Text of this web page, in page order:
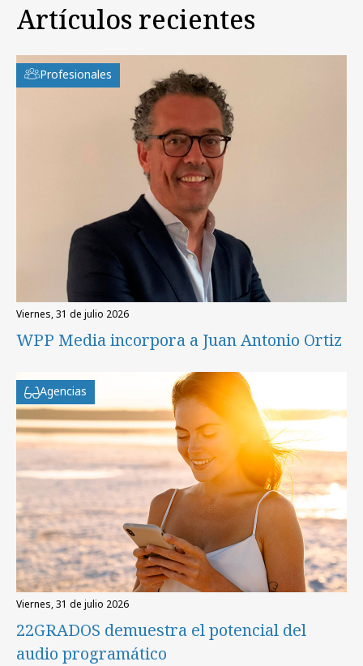
Artículos recientes
Profesionales
viernes, 31 de julio 2026
WPP Media incorpora a Juan Antonio Ortiz
Agencias
viernes, 31 de julio 2026
22GRADOS demuestra el potencial del
audio programático